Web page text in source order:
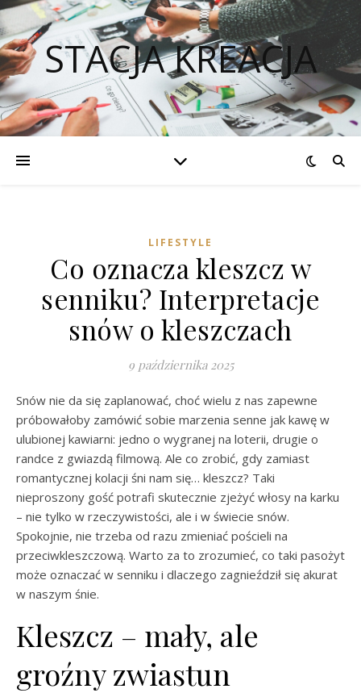
STACJA KREACJA
LIFESTYLE
Co oznacza kleszcz w
senniku? Interpretacje
snów o kleszczach
9 października 2025
Snów nie da się zaplanować, choć wielu z nas zapewne
próbowałoby zamówić sobie marzenia senne jak kawę w
ulubionej kawiarni: jedno o wygranej na loterii, drugie o
randce z gwiazdą filmową. Ale co zrobić, gdy zamiast
romantycznej kolacji śni nam się… kleszcz? Taki
nieproszony gość potrafi skutecznie zjeżyć włosy na karku
– nie tylko w rzeczywistości, ale i w świecie snów.
Spokojnie, nie trzeba od razu zmieniać pościeli na
przeciwkleszczową. Warto za to zrozumieć, co taki pasożyt
może oznaczać w senniku i dlaczego zagnieździł się akurat
w naszym śnie.
Kleszcz – mały, ale
groźny zwiastun